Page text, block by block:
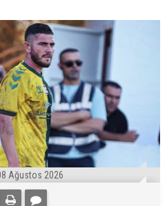
Ağustos 2026